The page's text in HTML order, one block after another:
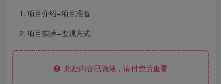
项目介绍+项目准备
项目实操+变现方式
此处内容已隐藏，请付费后查看